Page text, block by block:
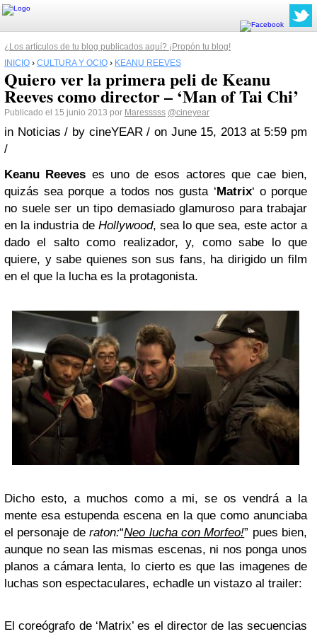
¿Los artículos de tu blog publicados aquí? ¡Propón tu blog!
INICIO › CULTURA Y OCIO › KEANU REEVES
Quiero ver la primera peli de Keanu
Reeves como director – ‘Man of Tai Chi’
Publicado el 15 junio 2013 por Maresssss @cineyear
in Noticias / by cineYEAR / on June 15, 2013 at 5:59 pm
/
Keanu Reeves es uno de esos actores que cae bien,
quizás sea porque a todos nos gusta ‘Matrix‘ o porque
no suele ser un tipo demasiado glamuroso para trabajar
en la industria de Hollywood, sea lo que sea, este actor a
dado el salto como realizador, y, como sabe lo que
quiere, y sabe quienes son sus fans, ha dirigido un film
en el que la lucha es la protagonista.
Dicho esto, a muchos como a mi, se os vendrá a la
mente esa estupenda escena en la que como anunciaba
el personaje deraton:“Neo lucha con Morfeo!” pues bien,
aunque no sean las mismas escenas, ni nos ponga unos
planos a cámara lenta, lo cierto es que las imagenes de
luchas son espectaculares, echadle un vistazo al trailer:
El coreógrafo de ‘Matrix’ es el director de las secuencias